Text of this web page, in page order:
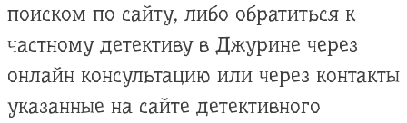
поиском по сайту, либо обратиться к
частному детективу в Джурине через
онлайн консультацию или через контакты
указанные на сайте детективного